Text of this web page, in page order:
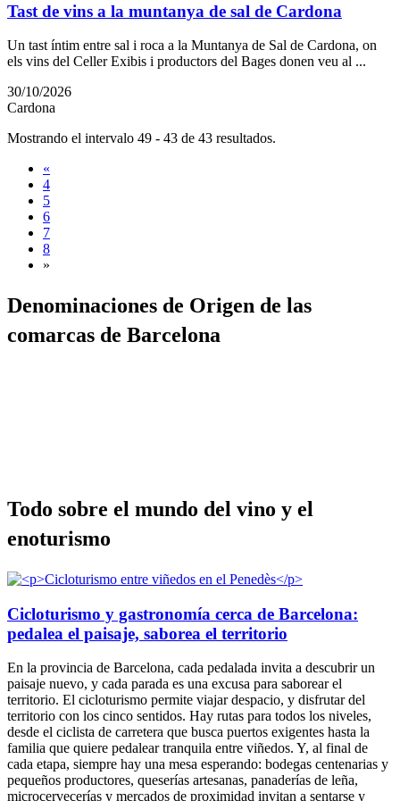
Tast de vins a la muntanya de sal de Cardona
Un tast íntim entre sal i roca a la Muntanya de Sal de Cardona, on
els vins del Celler Exibis i productors del Bages donen veu al ...
30/10/2026
Cardona
Mostrando el intervalo 49 - 43 de 43 resultados.
«
4
5
6
7
8
»
Denominaciones de Origen de las
comarcas de Barcelona
Todo sobre el mundo del vino y el
enoturismo
Cicloturismo y gastronomía cerca de Barcelona:
pedalea el paisaje, saborea el territorio
En la provincia de Barcelona, cada pedalada invita a descubrir un
paisaje nuevo, y cada parada es una excusa para saborear el
territorio. El cicloturismo permite viajar despacio, y disfrutar del
territorio con los cinco sentidos. Hay rutas para todos los niveles,
desde el ciclista de carretera que busca puertos exigentes hasta la
familia que quiere pedalear tranquila entre viñedos. Y, al final de
cada etapa, siempre hay una mesa esperando: bodegas centenarias y
pequeños productores, queserías artesanas, panaderías de leña,
microcervecerías y mercados de proximidad invitan a sentarse y